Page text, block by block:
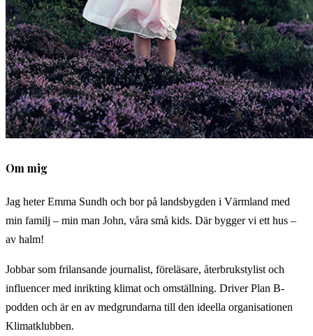
Om mig
Jag heter Emma Sundh och bor på landsbygden i Värmland med
min familj – min man John, våra små kids. Där bygger vi ett hus –
av halm!
Jobbar som frilansande journalist, föreläsare, återbrukstylist och
influencer med inrikting klimat och omställning. Driver Plan B-
podden och är en av medgrundarna till den ideella organisationen
Klimatklubben.